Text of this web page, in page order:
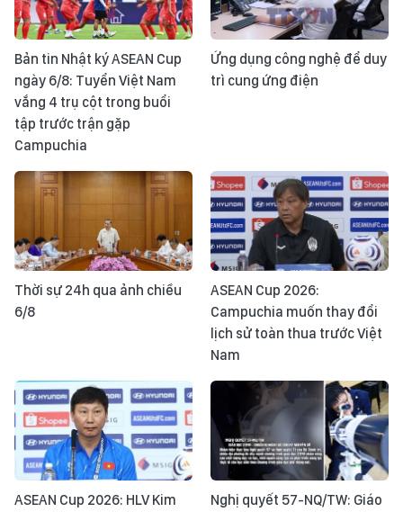
Bản tin Nhật ký ASEAN Cup
ngày 6/8: Tuyển Việt Nam
vắng 4 trụ cột trong buổi
tập trước trận gặp
Campuchia
Ứng dụng công nghệ để duy
trì cung ứng điện
Thời sự 24h qua ảnh chiều
6/8
ASEAN Cup 2026:
Campuchia muốn thay đổi
lịch sử toàn thua trước Việt
Nam
ASEAN Cup 2026: HLV Kim
Nghị quyết 57-NQ/TW: Giáo